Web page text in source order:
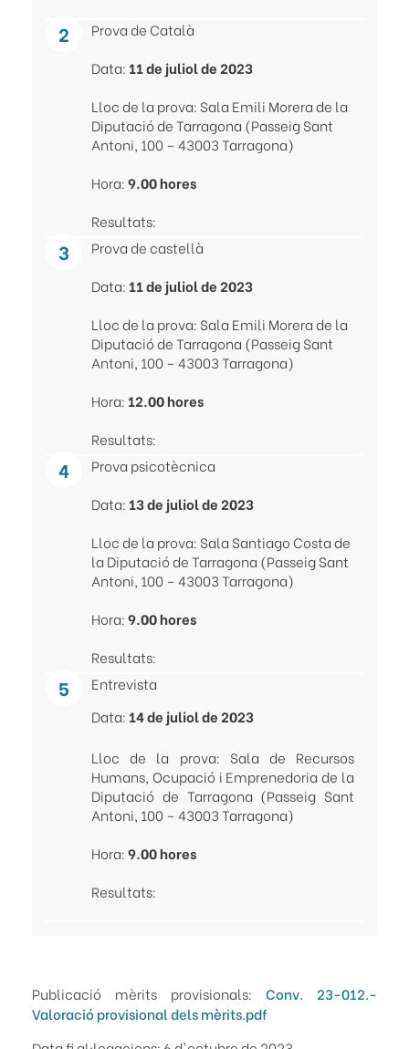
Prova de Català
Data: 11 de juliol de 2023
Lloc de la prova: Sala Emili Morera de la
Diputació de Tarragona (Passeig Sant
Antoni, 100 – 43003 Tarragona)
Hora:9.00 hores
Resultats:
Prova de castellà
Data: 11 de juliol de 2023
Lloc de la prova: Sala Emili Morera de la
Diputació de Tarragona (Passeig Sant
Antoni, 100 – 43003 Tarragona)
Hora: 12.00 hores
Resultats:
Prova psicotècnica
Data: 13 de juliol de 2023
Lloc de la prova: Sala Santiago Costa de
la Diputació de Tarragona (Passeig Sant
Antoni, 100 – 43003 Tarragona)
Hora:9.00 hores
Resultats:
Entrevista
Data: 14 de juliol de 2023
Lloc de la prova: Sala de Recursos
Humans, Ocupació i Emprenedoria de la
Diputació de Tarragona (Passeig Sant
Antoni, 100 – 43003 Tarragona)
Hora:9.00 hores
Resultats:
Publicació mèrits provisionals: Conv. 23-012.-
Valoració provisional dels mèrits.pdf